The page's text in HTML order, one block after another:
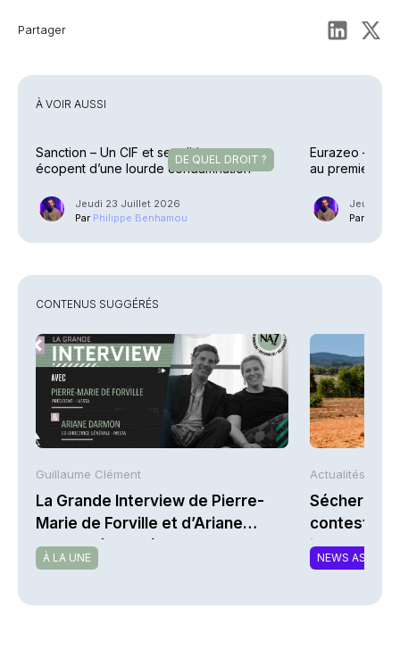
Partager
À VOIR AUSSI
DE QUEL DROIT ?
Sanction – Un CIF et ses dirigeants
écopent d’une lourde condamnation
Jeudi 23 Juillet 2026
Par Philippe Benhamou
Eurazeo –
au premier
Jeudi 23
Par
CONTENUS SUGGÉRÉS
Guillaume Clément
La Grande Interview de Pierre-
Marie de Forville et d’Ariane
Darmon (Ivesta)
À LA UNE
Actualités AFP
contestent
NEWS